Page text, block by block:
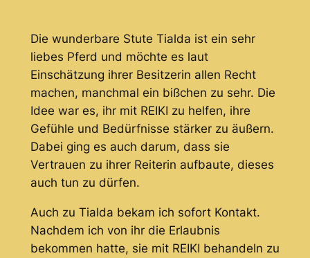
Die wunderbare Stute Tialda ist ein sehr
liebes Pferd und möchte es laut
Einschätzung ihrer Besitzerin allen Recht
machen, manchmal ein bißchen zu sehr. Die
Idee war es, ihr mit REIKI zu helfen, ihre
Gefühle und Bedürfnisse stärker zu äußern.
Dabei ging es auch darum, dass sie
Vertrauen zu ihrer Reiterin aufbaute, dieses
auch tun zu dürfen.
Auch zu Tialda bekam ich sofort Kontakt.
Nachdem ich von ihr die Erlaubnis
bekommen hatte, sie mit REIKI behandeln zu